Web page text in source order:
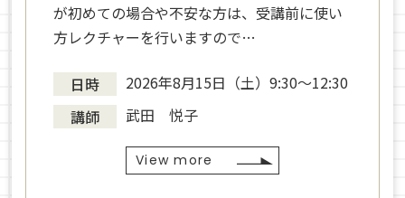
が初めての場合や不安な方は、受講前に使い
方レクチャーを行いますので…
日時
2026年8月15日（土）9:30～12:30
講師
武田 悦子
View more